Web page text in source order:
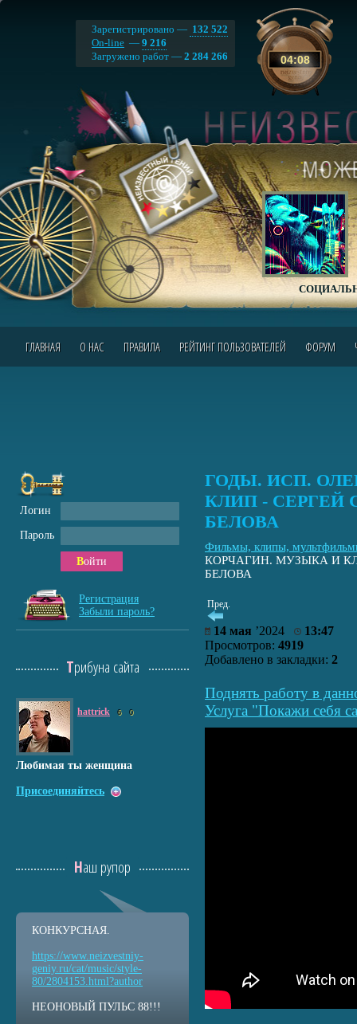
04:08
Зарегистрировано — 132 522
On-line — 9 216
Загружено работ — 2 284 266
ГЛАВНАЯ О НАС ПРАВИЛА РЕЙТИНГ ПОЛЬЗОВАТЕЛЕЙ ФОРУМ
ГОДЫ. ИСП.
КЛИП - СЕРГЕЙ
БЕЛОВА
Фильмы, клипы,
КОРЧАГИН. МУЗЫКА И
БЕЛОВА
Пред.
14 мая ’2024
13:47
Просмотров: 4919
Добавлено в закладки: 2
Поднять работу в
Услуга "Покажи себя
Логин
Пароль
Войти
Регистрация
Забыли пароль?
Трибуна сайта
hattrick 6 0
Любимая ты женщина
Присоединяйтесь
Наш рупор
КОНКУРСНАЯ.
https://www.neizvestniy-
geniy.ru/cat/music/style-
80/2804153.html?author
НЕОНОВЫЙ ПУЛЬС 88!!!